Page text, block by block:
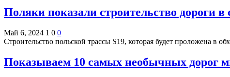
Поляки показали строительство дороги в
Май 6, 2024 1 0 0
Строительство польской трассы S19, которая будет проложена в
Показываем 10 самых необычных дорог